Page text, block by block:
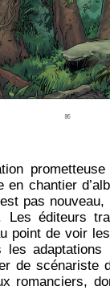
en chantier
pas
Les éditeurs
point de voir
les adaptations
de scénariste
romanciers,